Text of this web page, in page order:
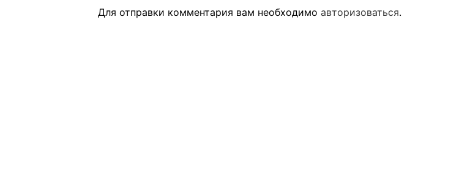
Для отправки комментария вам необходимо авторизоваться.